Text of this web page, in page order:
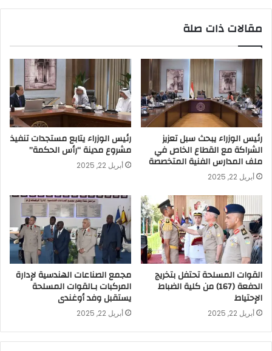
مقالات ذات صلة
رئيس الوزراء يبحث سبل تعزيز
الشراكة مع القطاع الخاص في
ملف المدارس الفنية المتخصصة
أبريل 22, 2025
رئيس الوزراء يتابع مستجدات تنفيذ
مشروع مدينة “رأس الحكمة”
أبريل 22, 2025
القوات المسلحة تحتفل بتخريج
الدفعة (167) من كلية الضباط
الإحتياط
أبريل 22, 2025
مجمع الصناعات الهندسية لإدارة
المركبات بـالقوات المسلحة
يستقبل وفد أوغندى
أبريل 22, 2025